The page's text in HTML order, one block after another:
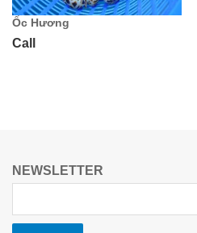
Ốc Hương
Call
NEWSLETTER